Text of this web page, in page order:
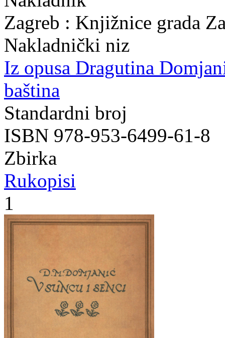
Zagreb : Knjižnice grada
Nakladnički niz
Iz opusa Dragutina
baština
Standardni broj
ISBN 978-953-6499-61-8
Zbirka
Rukopisi
1